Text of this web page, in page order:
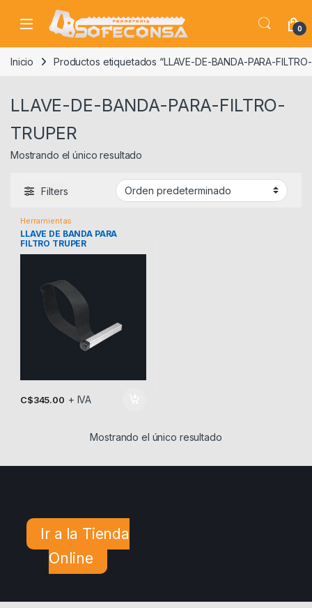
Skip to navigation
Skip to content
0
Inicio Productos etiquetados “LLAVE-DE-BANDA-PARA-FILTRO-
LLAVE-DE-BANDA-PARA-FILTRO-
TRUPER
Mostrando el único resultado
Filters
Herramientas
LLAVE DE BANDA PARA
FILTRO TRUPER
C$345.00 + IVA
Mostrando el único resultado
Ir a la Tienda
Online